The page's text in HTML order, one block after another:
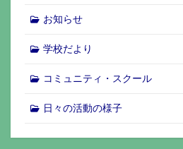
お知らせ
学校だより
コミュニティ・スクール
日々の活動の様子